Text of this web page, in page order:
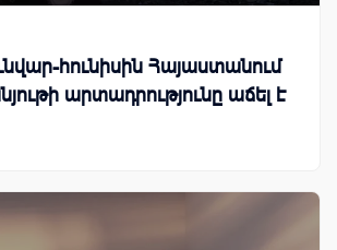
հունիսին Հայաստանում
արտադրությունը աճել է